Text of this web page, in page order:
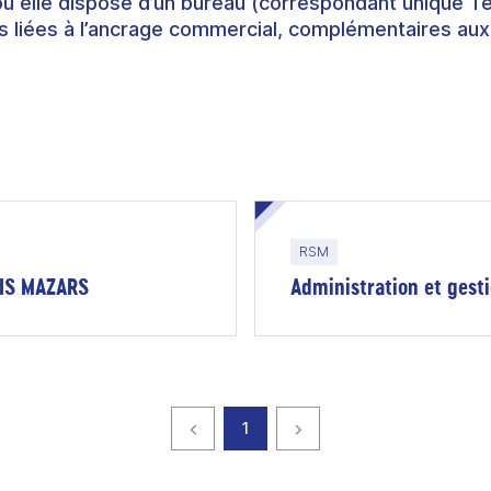
à l’ancrage commercial, complémentaires
MAZARS
RSM
Administration et
Page précédente
page
1